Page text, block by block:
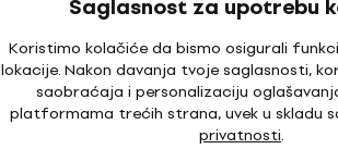
Saglasnost za upotrebu
Koristimo kolačiće da bismo osigurali
lokacije. Nakon davanja tvoje saglasnosti,
saobraćaja i personalizaciju
platformama trećih strana, uvek u skladu
privatnosti.